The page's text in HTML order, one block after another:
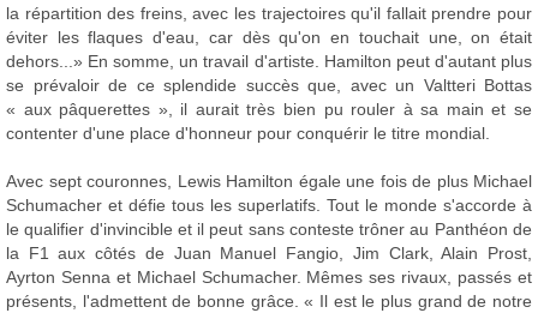
la répartition des freins, avec les trajectoires qu'il fallait prendre pour
éviter les flaques d'eau, car dès qu'on en touchait une, on était
dehors...» En somme, un travail d'artiste. Hamilton peut d'autant plus
se prévaloir de ce splendide succès que, avec un Valtteri Bottas
« aux pâquerettes », il aurait très bien pu rouler à sa main et se
contenter d'une place d'honneur pour conquérir le titre mondial.
Avec sept couronnes, Lewis Hamilton égale une fois de plus Michael
Schumacher et défie tous les superlatifs. Tout le monde s'accorde à
le qualifier d'invincible et il peut sans conteste trôner au Panthéon de
la F1 aux côtés de Juan Manuel Fangio, Jim Clark, Alain Prost,
Ayrton Senna et Michael Schumacher. Mêmes ses rivaux, passés et
présents, l'admettent de bonne grâce. « Il est le plus grand de notre